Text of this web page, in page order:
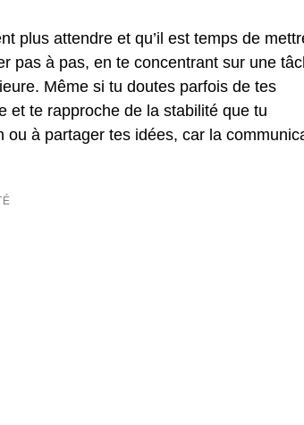
plus attendre et qu’il est temps de
pas à pas, en te concentrant sur une
Même si tu doutes parfois de tes
et te rapproche de la stabilité que tu
ou à partager tes idées, car la